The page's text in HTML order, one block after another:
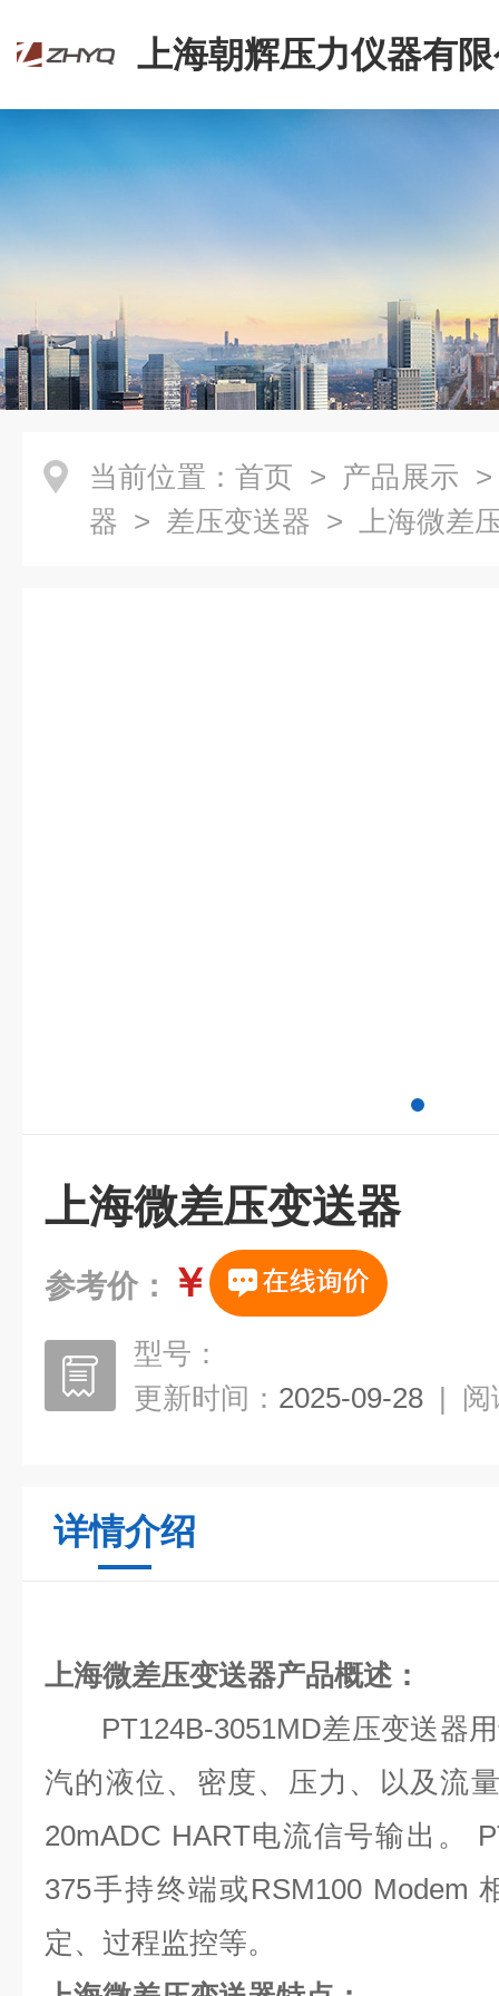
上海朝辉压力仪器有
当前位置： 首页 > 产品展示
器 > 差压变送器 > 上海微差
上海微差压变送器
参考价： ￥
型号：
更新时间： 2025-09-28 | 阅
详情介绍
上海微差压变送器产品概述：
PT124B-3051MD差压变送器
汽的液位、密度、压力、以及流
20mADC HART电流信号输出。
375手持终端或RSM100 Modem
定、过程监控等。